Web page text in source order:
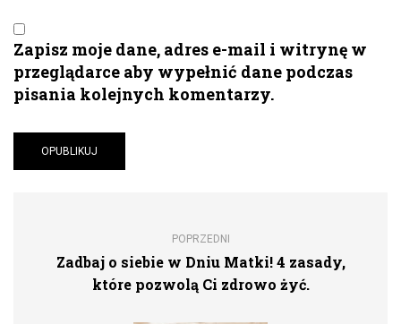
Zapisz moje dane, adres e-mail i witrynę w
przeglądarce aby wypełnić dane podczas
pisania kolejnych komentarzy.
POPRZEDNI
Zadbaj o siebie w Dniu Matki! 4 zasady,
które pozwolą Ci zdrowo żyć.